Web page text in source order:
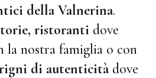
della Valnerina.
ristoranti dove
la nostra famiglia o con
di autenticitàdove